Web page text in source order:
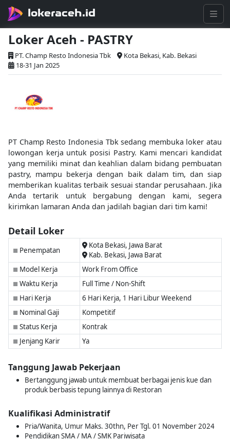
lokeraceh.id
Loker Aceh - PASTRY
PT. Champ Resto Indonesia Tbk
Kota Bekasi, Kab. Bekasi
18-31 Jan 2025
PT Champ Resto Indonesia Tbk sedang membuka loker atau
lowongan kerja untuk posisi Pastry. Kami mencari kandidat
yang memiliki minat dan keahlian dalam bidang pembuatan
pastry, mampu bekerja dengan baik dalam tim, dan siap
memberikan kualitas terbaik sesuai standar perusahaan. Jika
Anda tertarik untuk bergabung dengan kami, segera
kirimkan lamaran Anda dan jadilah bagian dari tim kami!
Detail Loker
■ Penempatan
Kota Bekasi, Jawa Barat
Kab. Bekasi, Jawa Barat
■ Model Kerja Work From Office
■ Waktu Kerja Full Time / Non-Shift
■ Hari Kerja 6 Hari Kerja, 1 Hari Libur Weekend
■ Nominal Gaji Kompetitif
■ Status Kerja Kontrak
■ Jenjang Karir Ya
Tanggung Jawab Pekerjaan
Bertanggung jawab untuk membuat berbagai jenis kue dan
produk berbasis tepung lainnya di Restoran
Kualifikasi Administratif
Pria/Wanita, Umur Maks. 30thn, Per Tgl. 01 November 2024
Pendidikan SMA / MA / SMK Pariwisata